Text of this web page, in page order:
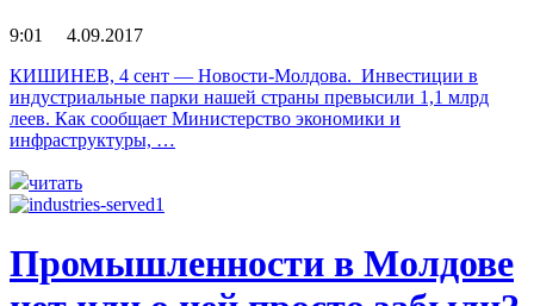
9:01 4.09.2017
КИШИНЕВ, 4 сент — Новости-Молдова. Инвестиции в
индустриальные парки нашей страны превысили 1,1 млрд
леев. Как сообщает Министерство экономики и
инфраструктуры, …
читать
Промышленности в Молдове